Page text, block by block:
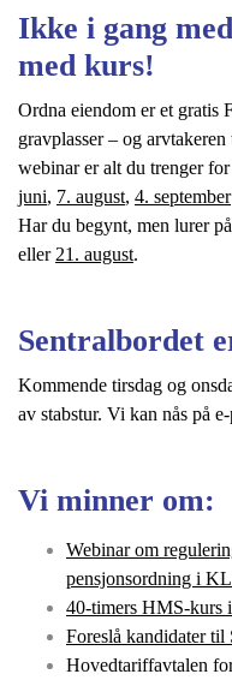
Ikke i gang
med kurs!
Ordna eiendom er et gratis
gravplasser – og
webinar er alt du trenger
juni, 7. august, 4. september
Har du begynt, men lurer
eller 21. august.
Sentralbordet
Kommende tirsdag og
av stabstur. Vi kan nås på
Vi minner om:
Webinar om
pensjonsordning i
40-timers HMS-kurs
Foreslå kandidater
Hovedtariffavtalen